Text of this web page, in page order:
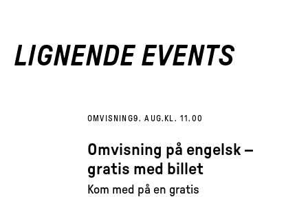
LIGNENDE EVENTS
OMVISNING9. AUG. KL. 11.00
Omvisning på engelsk –
gratis med billet
Kom med på en gratis